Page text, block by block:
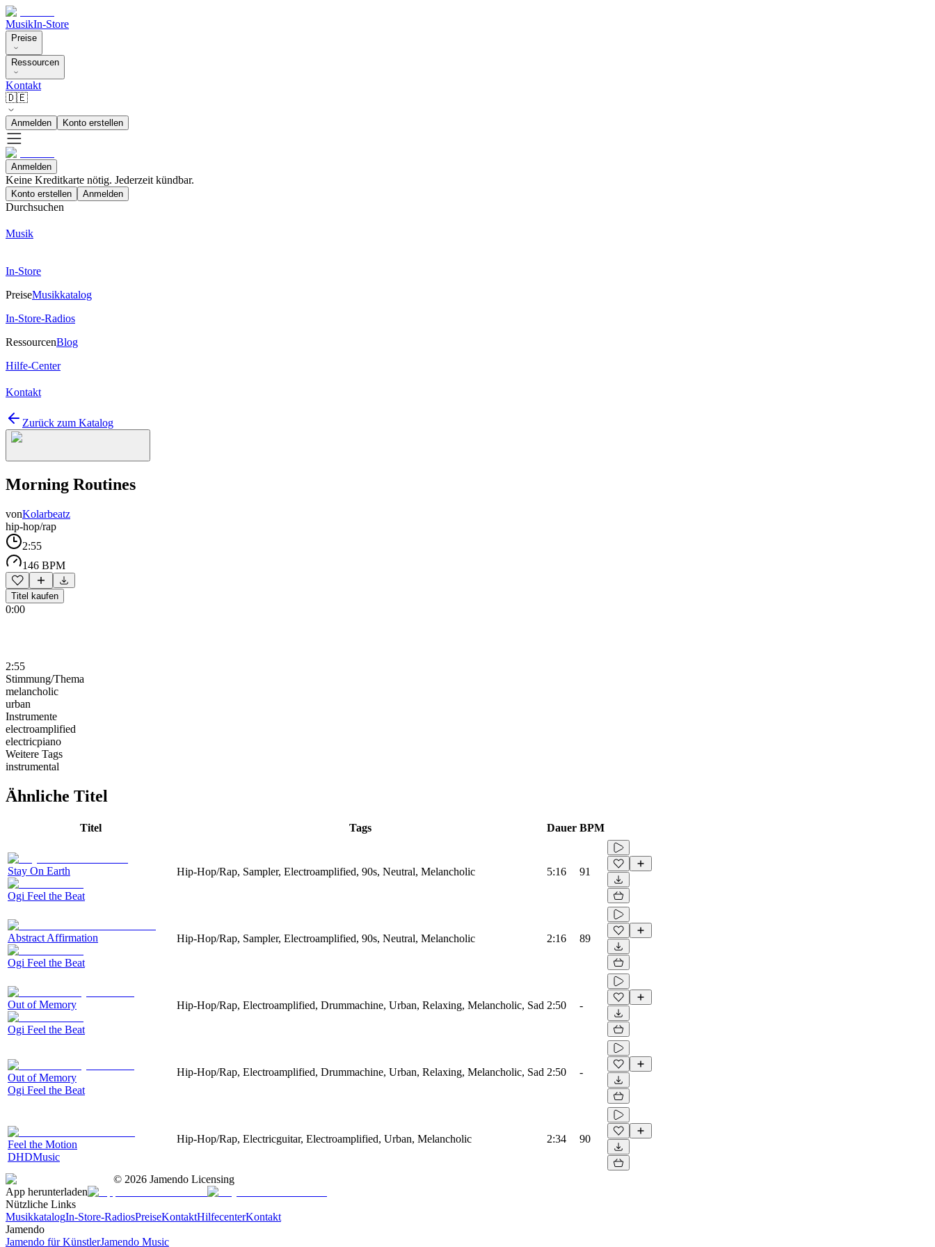
MusikIn-Store
Preise
Ressourcen
Kontakt
🇩🇪
Anmelden Konto erstellen
Anmelden
Keine Kreditkarte nötig. Jederzeit kündbar.
Konto erstellen Anmelden
Durchsuchen
Musik
In-Store
PreiseMusikkatalog
In-Store-Radios
RessourcenBlog
Hilfe-Center
Kontakt
Zurück zum Katalog
Morning Routines
vonKolarbeatz
hip-hop/rap
2:55
146 BPM
Titel kaufen
0:00
2:55
Stimmung/Thema
melancholic
urban
Instrumente
electroamplified
electricpiano
Weitere Tags
instrumental
Ähnliche Titel
Titel Tags Dauer BPM
Stay On Earth
Ogi Feel the Beat
Hip-Hop/Rap, Sampler, Electroamplified, 90s, Neutral, Melancholic 5:16 91
Abstract Affirmation
Ogi Feel the Beat
Hip-Hop/Rap, Sampler, Electroamplified, 90s, Neutral, Melancholic 2:16 89
Out of Memory
Ogi Feel the Beat
Hip-Hop/Rap, Electroamplified, Drummachine, Urban, Relaxing, Melancholic, Sad 2:50 -
Out of Memory
Ogi Feel the Beat
Hip-Hop/Rap, Electroamplified, Drummachine, Urban, Relaxing, Melancholic, Sad 2:50 -
Feel the Motion
DHDMusic
Hip-Hop/Rap, Electricguitar, Electroamplified, Urban, Melancholic 2:34 90
© 2026 Jamendo Licensing
App herunterladen
Nützliche Links
MusikkatalogIn-Store-RadiosPreiseKontaktHilfecenterKontakt
Jamendo
Jamendo für KünstlerJamendo Music